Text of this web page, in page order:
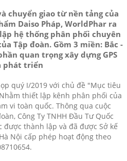
chuyển giao từ nền tảng của
Daiso Pháp, WorldPhar ra
hệ thống phân phối chuyên
Tập đoàn. Gồm 3 miền: Bắc -
quan trọng xây dựng GPS
phát triển
quý I/2019 với chủ đề "Mục tiêu
thiết lập kênh phân phối của
vi toàn quốc. Thông qua cuộc
Công Ty TNHH Đầu Tư Quốc
được thành lập và đã được Sở kế
Nội cấp phép hoạt động theo